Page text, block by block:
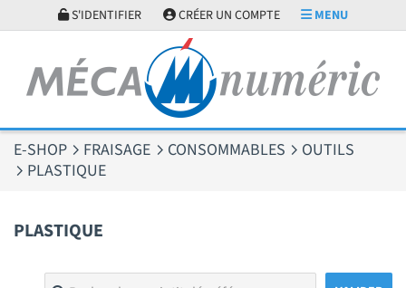
S'IDENTIFIER CRÉER UN COMPTE MENU
E-SHOP FRAISAGE CONSOMMABLES
OUTILS
PLASTIQUE
PLASTIQUE
Panneau de gestion des cookies